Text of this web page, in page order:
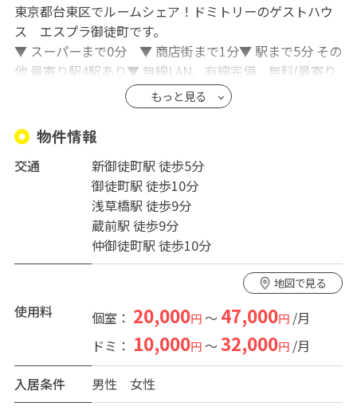
東京都台東区でルームシェア！ドミトリーのゲストハウ
ス エスプラ御徒町です。
▼ スーパーまで0分 ▼ 商店街まで1分▼ 駅まで5分 その
他 最寄り駅4駅あり▼ 無線LAN、有線完備 無料(最寄り
駅)→ ４駅ありどこに行くにもアクセス良好です！とても
便利な場所にあります。 ( 建物 )→１〜５階(屋上あり)ま
での建物です。お部屋はドミトリー。設備も充実してお
ります。生活必需品一通り揃っております。
カバン一つで東京での新しい生活を始められます。
共用部分のキッチン・ダイニングルームで他のお部屋の
方々と交流を深める機会もあります。
エスプラナードでは、住みやすく楽しい時間を過ごして
いただけるゲストハウスの提供を目指しております。
〜〜〜〜お気軽にお問い合わせ、ご利用くださ
もっと見る
物件情報
交通
新御徒町駅 徒歩5分
御徒町駅 徒歩10分
浅草橋駅 徒歩9分
蔵前駅 徒歩9分
仲御徒町駅 徒歩10分
地図で見る
使用料 個室： 20,000円～ 47,000円/月
ドミ： 10,000円～32,000円/月
入居条件
男性
女性